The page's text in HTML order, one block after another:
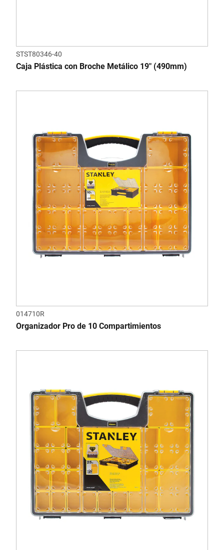
STST80346-40
Caja Plástica con Broche Metálico 19" (490mm)
014710R
Organizador Pro de 10 Compartimientos